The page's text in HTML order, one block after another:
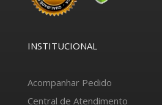
INSTITUCIONAL
Acompanhar Pedido
Central de Atendimento